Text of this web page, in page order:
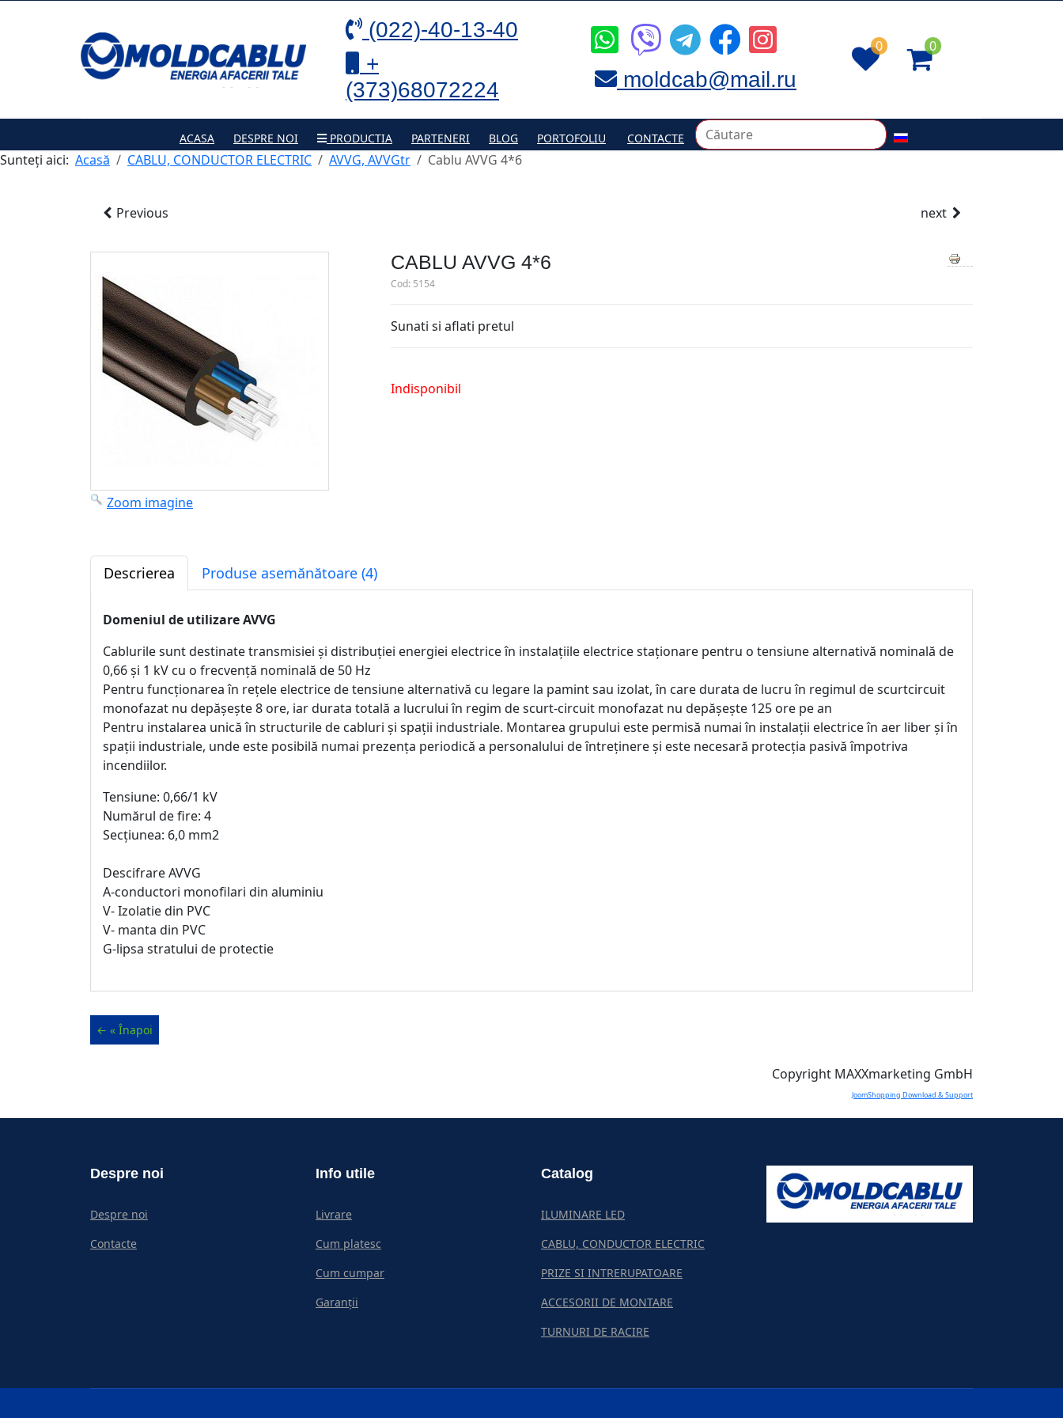
(022)-40-13-40
+
(373)68072224
moldcab@mail.ru
0 0
ACASA DESPRE NOI PRODUCTIA PARTENERI BLOG PORTOFOLIU CONTACTE
Sunteți aici: Acasă CABLU, CONDUCTOR ELECTRIC AVVG, AVVGtr Cablu AVVG 4*6
Previous next
Zoom imagine
CABLU AVVG 4*6
Cod: 5154
Sunati si aflati pretul
Indisponibil
Descrierea Produse asemănătoare (4)
Domeniul de utilizare AVVG
Cablurile sunt destinate transmisiei și distribuției energiei electrice în instalațiile electrice staționare pentru o tensiune alternativă nominală de
0,66 și 1 kV cu o frecvență nominală de 50 Hz
Pentru funcționarea în rețele electrice de tensiune alternativă cu legare la pamint sau izolat, în care durata de lucru în regimul de scurtcircuit
monofazat nu depășește 8 ore, iar durata totală a lucrului în regim de scurt-circuit monofazat nu depășește 125 ore pe an
Pentru instalarea unică în structurile de cabluri și spații industriale. Montarea grupului este permisă numai în instalații electrice în aer liber și în
spații industriale, unde este posibilă numai prezența periodică a personalului de întreținere și este necesară protecția pasivă împotriva
incendiilor.
Tensiune: 0,66/1 kV
Numărul de fire: 4
Secțiunea: 6,0 mm2
Descifrare AVVG
A-conductori monofilari din aluminiu
V- Izolatie din PVC
V- manta din PVC
G-lipsa stratului de protectie
Copyright MAXXmarketing GmbH
JoomShopping Download & Support
Despre noi
Despre noi
Contacte
Info utile
Livrare
Cum platesc
Cum cumpar
Garanții
Catalog
ILUMINARE LED
CABLU, CONDUCTOR ELECTRIC
PRIZE SI INTRERUPATOARE
ACCESORII DE MONTARE
TURNURI DE RACIRE